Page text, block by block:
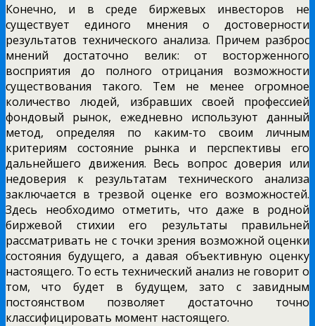
Конечно, и в среде биржевых инвесторов не
существует единого мнения о достоверности
результатов технического анализа. Причем разброс
мнений достаточно велик: от восторженного
восприятия до полного отрицания возможности
существования такого. Тем не менее огромное
количество людей, избравших своей профессией
фондовый рынок, ежедневно используют данный
метод, определяя по каким-то своим личным
критериям состояние рынка и перспективы его
дальнейшего движения. Весь вопрос доверия или
недоверия к результатам технического анализа
заключается в трезвой оценке его возможностей.
Здесь необходимо отметить, что даже в родной
биржевой стихии его результаты правильней
рассматривать не с точки зрения возможной оценки
состояния будущего, а давая объективную оценку
настоящего. То есть технический анализ не говорит о
том, что будет в будущем, зато с завидным
постоянством позволяет достаточно точно
классифицировать момент настоящего.